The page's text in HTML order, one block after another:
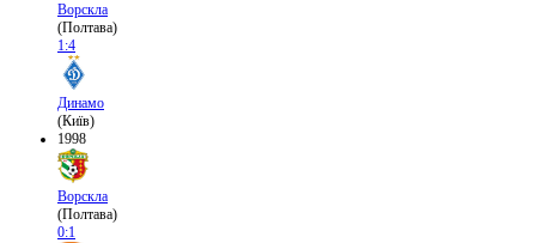
Ворскла
(Полтава)
1:4
Динамо
(Київ)
1998
Ворскла
(Полтава)
0:1